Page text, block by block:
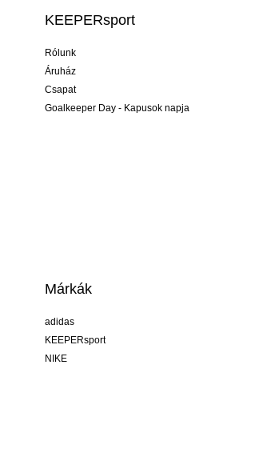
KEEPERsport
Rólunk
Áruház
Csapat
Goalkeeper Day - Kapusok napja
Márkák
adidas
KEEPERsport
NIKE